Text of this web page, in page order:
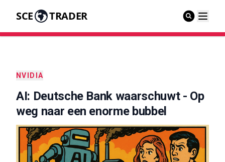
SCE TRADER
NVIDIA
AI: Deutsche Bank waarschuwt - Op
weg naar een enorme bubbel